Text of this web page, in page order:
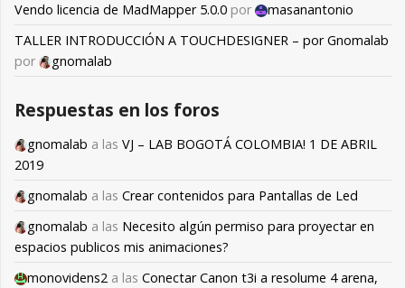
Vendo licencia de MadMapper 5.0.0 por
masanantonio
TALLER INTRODUCCIÓN A TOUCHDESIGNER – por Gnomalab
por
gnomalab
Respuestas en los foros
gnomalab a las VJ – LAB BOGOTÁ COLOMBIA! 1 DE ABRIL
2019
gnomalab a las Crear contenidos para Pantallas de Led
gnomalab a las Necesito algún permiso para proyectar en
espacios publicos mis animaciones?
monovidens2 a las Conectar Canon t3i a resolume 4 arena,